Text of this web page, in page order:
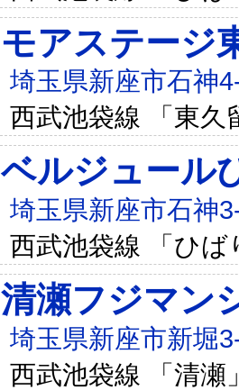
モアステージ
埼玉県新座市石神
西武池袋線 「東久
ベルジュール
埼玉県新座市石神
西武池袋線 「ひ
清瀬フジマン
埼玉県新座市新堀
西武池袋線 「清瀬